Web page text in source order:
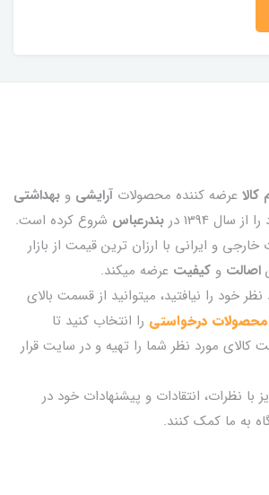
کالا عرضه کننده محصولات آرایشی و بهداشتی
1394 در
بندرعباس شروع کرده است.
و ایرانی با ارزان ترین قیمت از بازار
اصالت و کیفیت عرضه میکند.
خود را نیافتید، میتوانید از قسمت بالای
درخواستی را انتخاب کنید تا
کالای مورد نظر شما را تهیه و در سایت قرار
با نظرات، انتقادات و پیشنهادات خود در
به ما کمک کنند.